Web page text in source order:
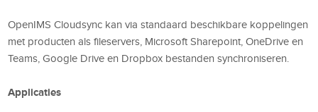
OpenIMS Cloudsync kan via standaard beschikbare koppelingen
met producten als fileservers, Microsoft Sharepoint, OneDrive en
Teams, Google Drive en Dropbox bestanden synchroniseren.
Applicaties